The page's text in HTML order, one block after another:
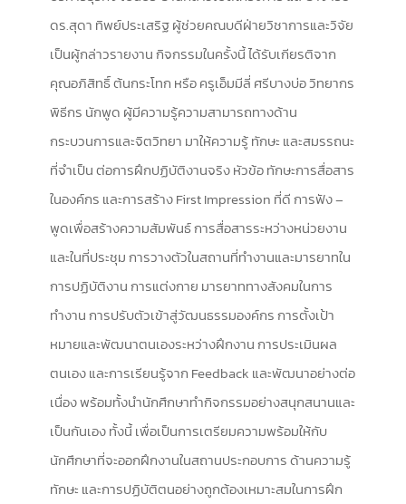
ดร.สุดา ทิพย์ประเสริฐ ผู้ช่วยคณบดีฝ่ายวิชาการและวิจัย
เป็นผู้กล่าวรายงาน กิจกรรมในครั้งนี้ ได้รับเกียรติจาก
คุณอภิสิทธิ์ ต้นกระโทก หรือ ครูเอ็มมีลี่ ศรีบางบ่อ วิทยากร
พิธีกร นักพูด ผู้มีความรู้ความสามารถทางด้าน
กระบวนการและจิตวิทยา มาให้ความรู้ ทักษะ และสมรรถนะ
ที่จำเป็น ต่อการฝึกปฏิบัติงานจริง หัวข้อ ทักษะการสื่อสาร
ในองค์กร และการสร้าง First Impression ที่ดี การฟัง –
พูดเพื่อสร้างความสัมพันธ์ การสื่อสารระหว่างหน่วยงาน
และในที่ประชุม การวางตัวในสถานที่ทำงานและมารยาทใน
การปฏิบัติงาน การแต่งกาย มารยาททางสังคมในการ
ทำงาน การปรับตัวเข้าสู่วัฒนธรรมองค์กร การตั้งเป้า
หมายและพัฒนาตนเองระหว่างฝึกงาน การประเมินผล
ตนเอง และการเรียนรู้จาก Feedback และพัฒนาอย่างต่อ
เนื่อง พร้อมทั้งนำนักศึกษาทำกิจกรรมอย่างสนุกสนานและ
เป็นกันเอง ทั้งนี้ เพื่อเป็นการเตรียมความพร้อมให้กับ
นักศึกษาที่จะออกฝึกงานในสถานประกอบการ ด้านความรู้
ทักษะ และการปฏิบัติตนอย่างถูกต้องเหมาะสมในการฝึก